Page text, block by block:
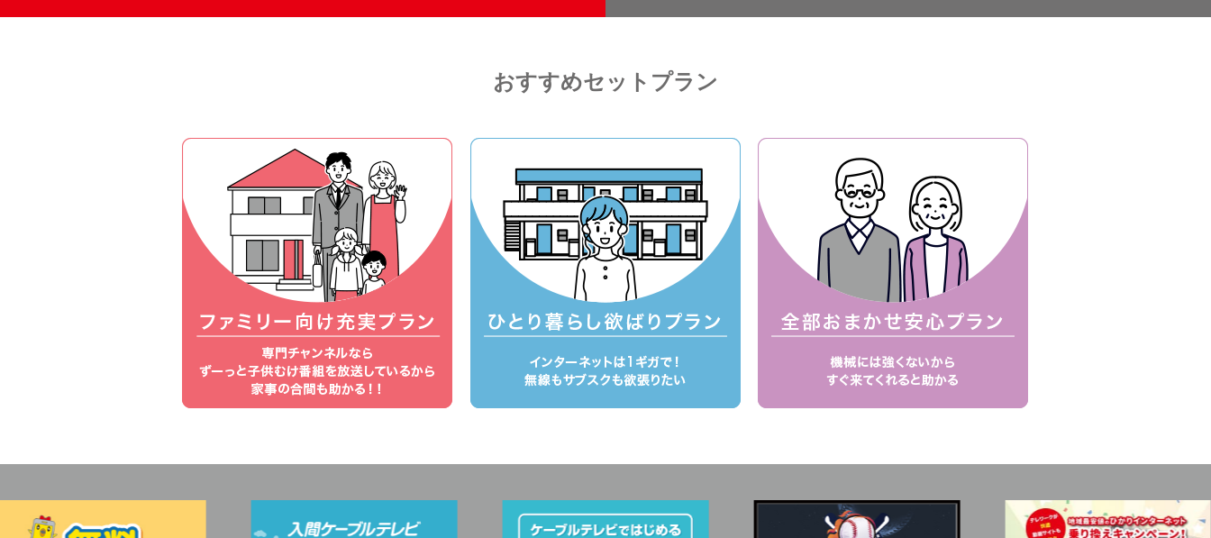
おすすめセットプラン